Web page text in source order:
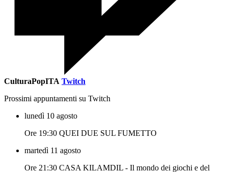
CulturaPopITA Twitch
Prossimi appuntamenti su Twitch
lunedì 10 agosto
Ore 19:30 QUEI DUE SUL FUMETTO
martedì 11 agosto
Ore 21:30 CASA KILAMDIL - Il mondo dei giochi e del